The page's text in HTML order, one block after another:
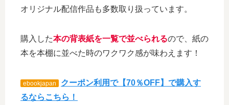
オリジナル配信作品も多数取り扱っています。
購入した本の背表紙を一覧で並べられるので、紙の
本を本棚に並べた時のワクワク感が味わえます！
ebookjapan
クーポン利用で【70％OFF】で購入す
るならこちら！